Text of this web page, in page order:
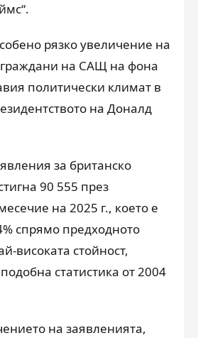
рязко увеличение на
граждани на САЩ на фона
политически климат в
на Доналд
за британско
90 555 през
на 2025 г., което е
спрямо предходното
високата стойност,
статистика от 2004
на заявленията,